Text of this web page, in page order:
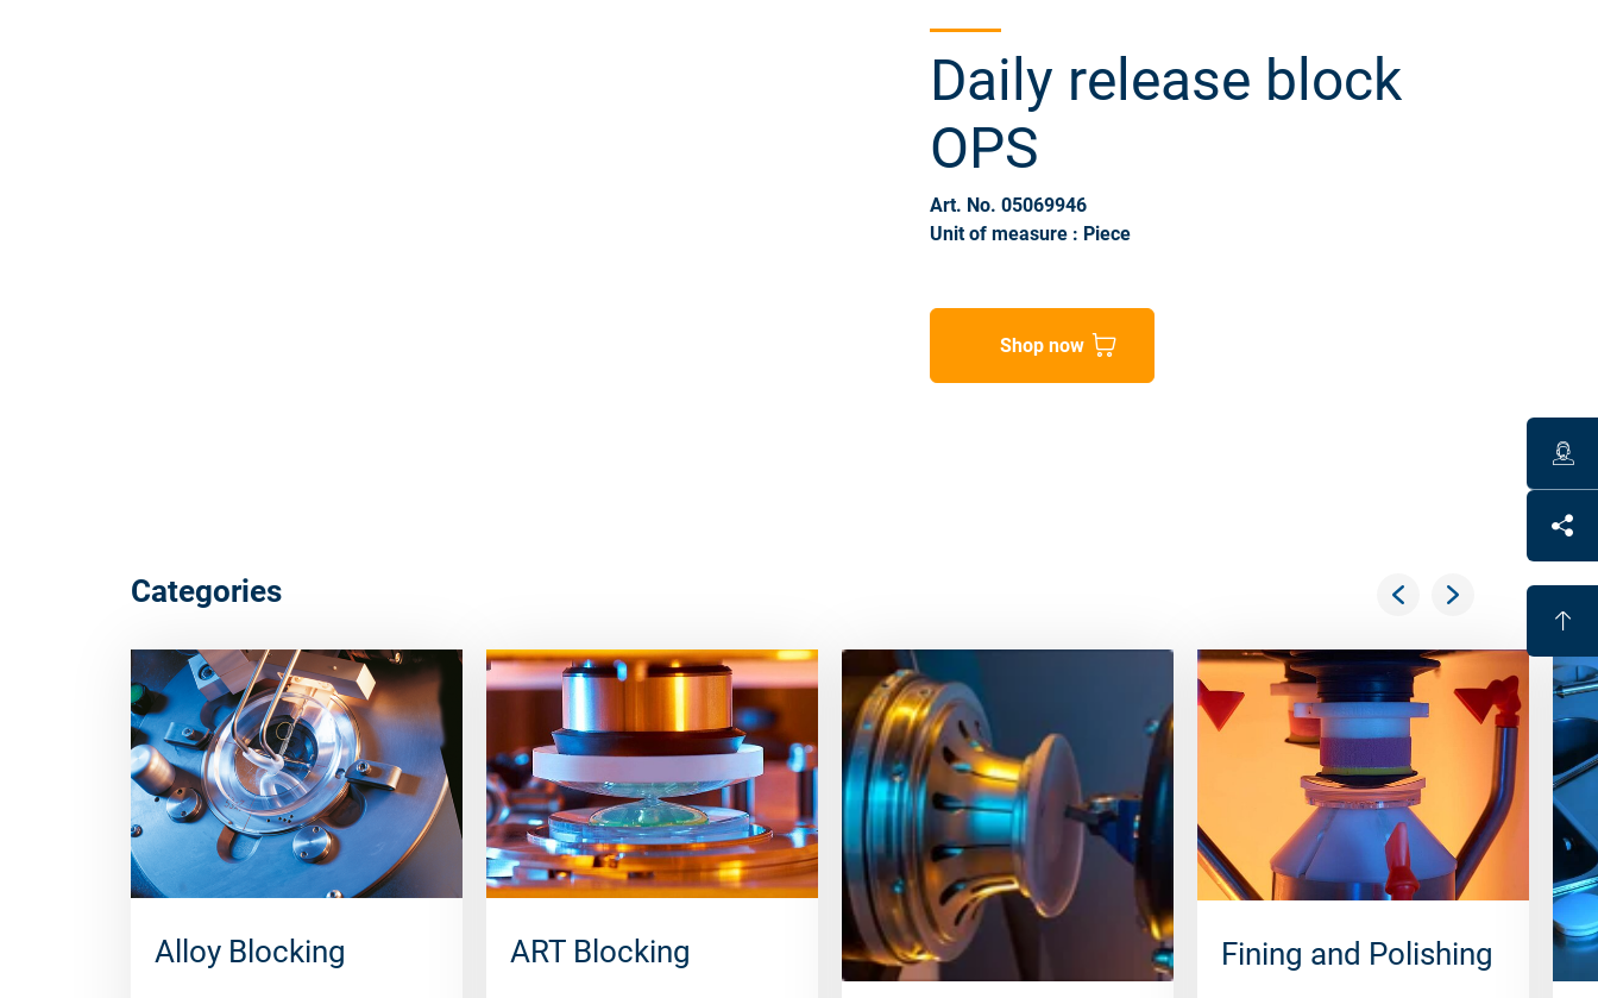
Daily release block
OPS
Art. No. 05069946
Unit of measure : Piece
Shop now
Categories
Alloy Blocking ART Blocking Fining and Polishing